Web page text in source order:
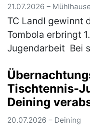
21.07.2026 –
TC Landl gewinnt
Tombola erbringt
Jugendarbeit Bei
das traditionelle
TC 77 Mühl…
Tischtennis-
Deining
Sommerpause
20.07.2026 – Deining